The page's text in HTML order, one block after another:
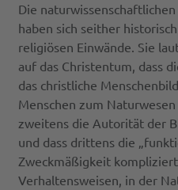
Die
haben sich seither
religiösen Einwände. Sie
auf das Christentum, dass
das christliche
Menschen zum
zweitens die Autorität der
und dass drittens die
Zweckmäßigkeit
Verhaltensweisen, in der